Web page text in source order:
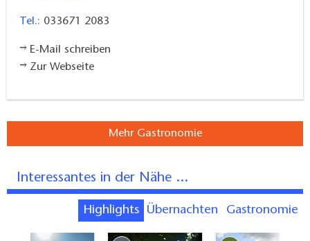
Tel.: 033671 2083
E-Mail schreiben
Zur Webseite
Mehr Gastronomie
Interessantes in der Nähe ...
Highlights Übernachten Gastronomie